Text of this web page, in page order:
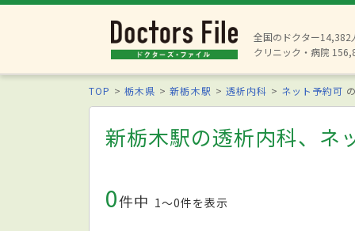
全国のドクター14,382
クリニック・病院
TOP 栃木県 新栃木駅 透析内科 ネット予約可
新栃木駅の透析内科、ネ
0件中 1〜0件を表示